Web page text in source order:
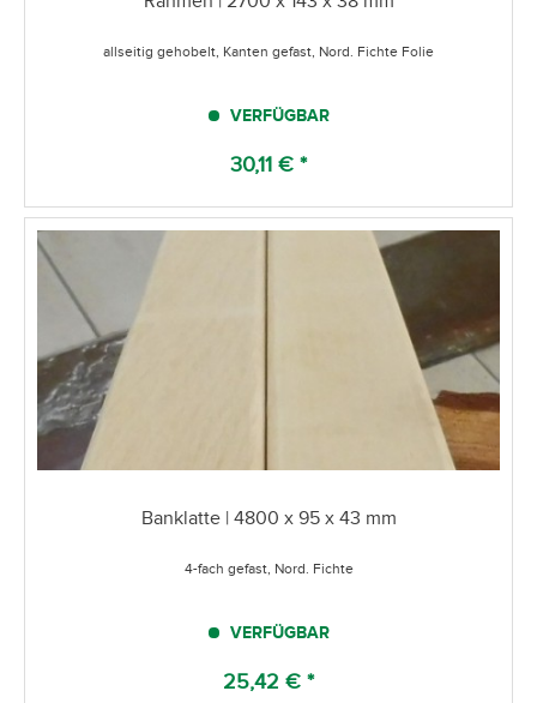
allseitig gehobelt, Kanten gefast, Nord. Fichte Folie
VERFÜGBAR
30,11 € *
Banklatte | 4800 x 95 x 43 mm
4-fach gefast, Nord. Fichte
VERFÜGBAR
25,42 € *